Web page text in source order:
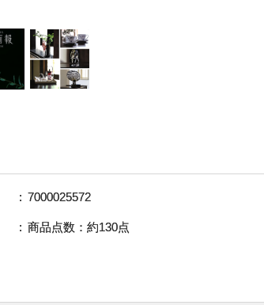
7000025572
商品点数：約130点